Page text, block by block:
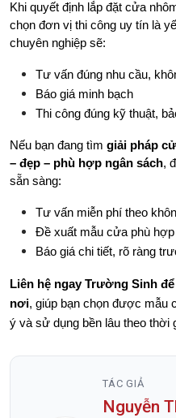
Khi quyết định lắp đặt cửa
chọn đơn vị thi công uy tín là
chuyên nghiệp sẽ:
Tư vấn đúng nhu cầu,
Báo giá minh bạch
Thi công đúng kỹ thuật,
Nếu bạn đang tìm giải pháp
– đẹp – phù hợp ngân sách,
sẵn sàng:
Tư vấn miễn phí theo
Đề xuất mẫu cửa phù hợp
Báo giá chi tiết, rõ ràng
Liên hệ ngay Trường Sinh
nơi, giúp bạn chọn được mẫu
ý và sử dụng bền lâu theo thời
TÁC GIẢ
Nguyễn